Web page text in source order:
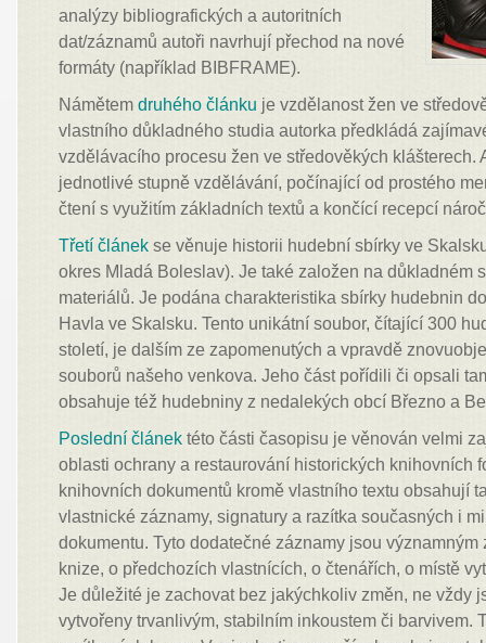
analýzy bibliografických a autoritních
dat/záznamů autoři navrhují přechod na nové
formáty (například BIBFRAME).
Námětemdruhého článku je vzdělanost žen ve
vlastního důkladného studia autorka předkládá
vzdělávacího procesu žen ve středověkých klášterech.
jednotlivé stupně vzdělávání, počínající od prostého
čtení s využitím základních textů a končící recepcí
Třetí článek se věnuje historii hudební sbírky ve
okres Mladá Boleslav). Je také založen na důkladném
materiálů. Je podána charakteristika sbírky hudebnin
Havla ve Skalsku. Tento unikátní soubor, čítající 300
století, je dalším ze zapomenutých a vpravdě
souborů našeho venkova. Jeho část pořídili či opsali
obsahuje též hudebniny z nedalekých obcí Březno a
Poslední článek této části časopisu je věnován velmi
oblasti ochrany a restaurování historických knihovních
knihovních dokumentů kromě vlastního textu obsahují
vlastnické záznamy, signatury a razítka současných i
dokumentu. Tyto dodatečné záznamy jsou významným
knize, o předchozích vlastnících, o čtenářích, o místě
Je důležité je zachovat bez jakýchkoliv změn, ne vždy
vytvořeny trvanlivým, stabilním inkoustem či barvivem.